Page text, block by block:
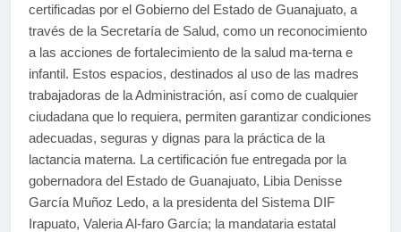
certificadas por el Gobierno del Estado de Guanajuato, a
través de la Secretaría de Salud, como un reconocimiento
a las acciones de fortalecimiento de la salud ma-terna e
infantil. Estos espacios, destinados al uso de las madres
trabajadoras de la Administración, así como de cualquier
ciudadana que lo requiera, permiten garantizar condiciones
adecuadas, seguras y dignas para la práctica de la
lactancia materna. La certificación fue entregada por la
gobernadora del Estado de Guanajuato, Libia Denisse
García Muñoz Ledo, a la presidenta del Sistema DIF
Irapuato, Valeria Al-faro García; la mandataria estatal